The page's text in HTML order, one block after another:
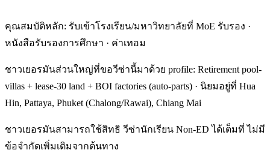
คุณสมบัติหลัก: รับเข้าโรงเรียน/มหาวิทยาลัยที่ MoE รับรอง ·
หนังสือรับรองการศึกษา · ค่าเทอม
ชาวเยอรมันส่วนใหญ่ที่ขอวีซ่านี้มาด้วย profile: Retirement pool-
villas + lease-30 land + BOI factories (auto-parts) · นิยมอยู่ที่ Hua
Hin, Pattaya, Phuket (Chalong/Rawai), Chiang Mai
ชาวเยอรมันสามารถใช้สิทธิ วีซ่านักเรียน Non-ED ได้เต็มที่ ไม่มี
ข้อจำกัดเพิ่มเติมจากต้นทาง